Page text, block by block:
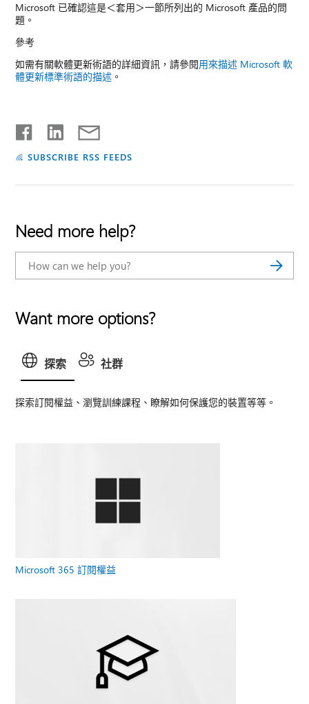
Microsoft 已確認這是＜套用＞一節所列出的 Microsoft 產品的問
題。
參考
如需有關軟體更新術語的詳細資訊，請參閱用來描述 Microsoft 軟
體更新標準術語的描述 。
SUBSCRIBE RSS FEEDS
Need more help?
Want more options?
探索 社群
探索訂閱權益、瀏覽訓練課程、瞭解如何保護您的裝置等等。
Microsoft 365 訂閱權益